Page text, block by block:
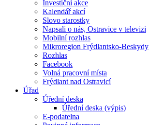
Investiční akce
Kalendář akcí
Slovo starostky
Napsali o nás, Ostravice v televizi
Mobilní rozhlas
Mikroregion Frýdlantsko-Beskydy
Rozhlas
Facebook
Volná pracovní místa
Frýdlant nad Ostravicí
Úřad
Úřední deska
Úřední deska (výpis)
E-podatelna